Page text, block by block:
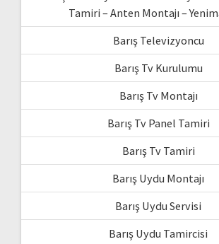
Tamiri – Anten Montajı –
Barış Televizyoncu
Barış Tv Kurulumu
Barış Tv Montajı
Barış Tv Panel Tamiri
Barış Tv Tamiri
Barış Uydu Montajı
Barış Uydu Servisi
Barış Uydu Tamircisi